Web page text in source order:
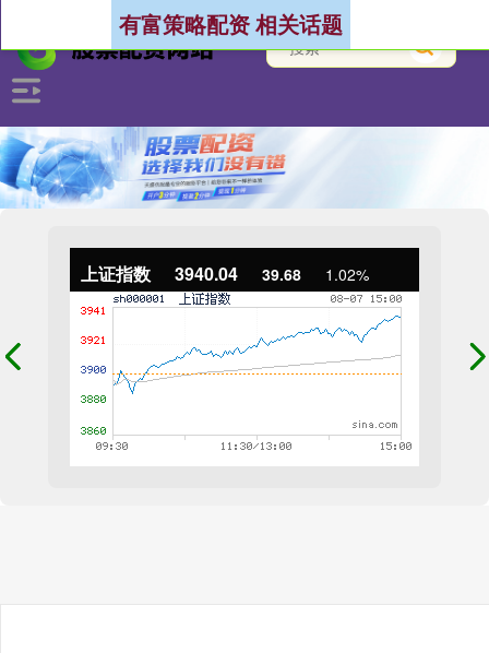
上证指数 3940.04 39.68 1.02%
有富策略配资 相关话题